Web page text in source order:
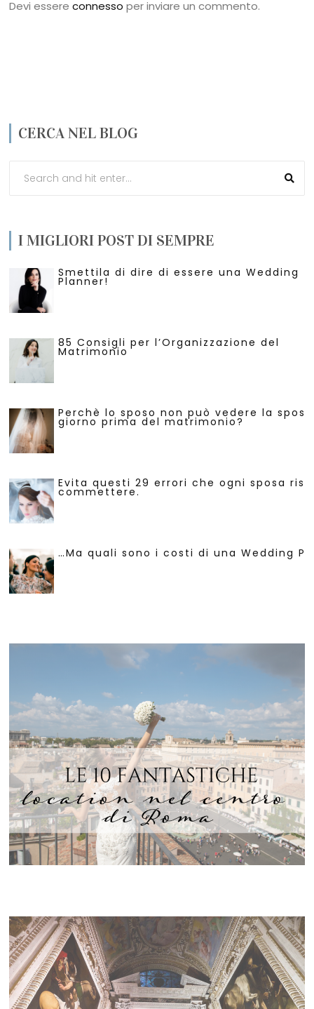
Devi essereconnesso per inviare un commento.
CERCA NEL BLOG
I MIGLIORI POST DI SEMPRE
Smettila di dire di essere una Wedding
Planner!
85 Consigli per l’Organizzazione del
Matrimonio
Perchè lo sposo non può vedere la
giorno prima del matrimonio?
Evita questi 29 errori che ogni sposa
commettere.
…Ma quali sono i costi di una Wedding